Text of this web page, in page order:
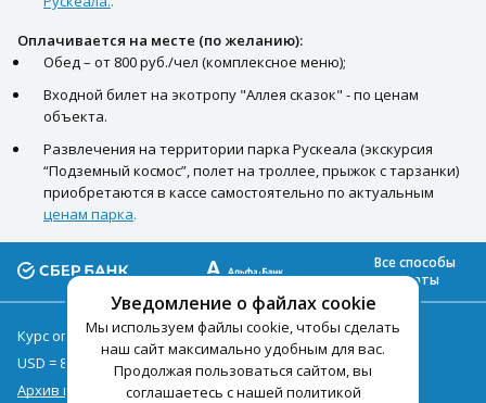
Оплачивается на месте (по желанию):
Обед – от 800 руб./чел (комплексное меню);
Входной билет на экотропу "Аллея сказок" - по ценам
объекта.
Развлечения на территории парка Рускеала (экскурсия
“Подземный космос”, полет на троллее, прыжок с тарзанки)
приобретаются в кассе самостоятельно по актуальным
ценам парка.
Уведомление о файлах cookie
Мы используем файлы cookie, чтобы сделать
наш сайт максимально удобным для вас.
Продолжая пользоваться сайтом, вы
соглашаетесь с нашей политикой
Все способы
оплаты
Курс оплаты туров на 07.08
USD = 86,90
EUR = 100,41
Архив курсов